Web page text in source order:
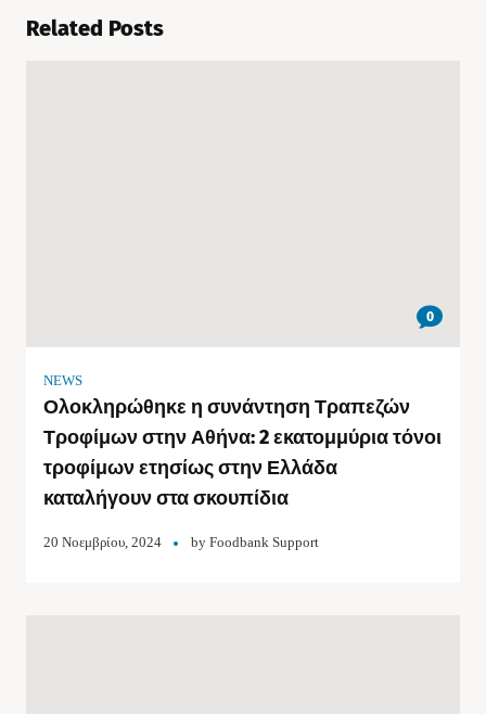
Related Posts
0
NEWS
Ολοκληρώθηκε η συνάντηση Τραπεζών
Τροφίμων στην Αθήνα: 2 εκατομμύρια τόνοι
τροφίμων ετησίως στην Ελλάδα
καταλήγουν στα σκουπίδια
20 Νοεμβρίου, 2024 by Foodbank Support